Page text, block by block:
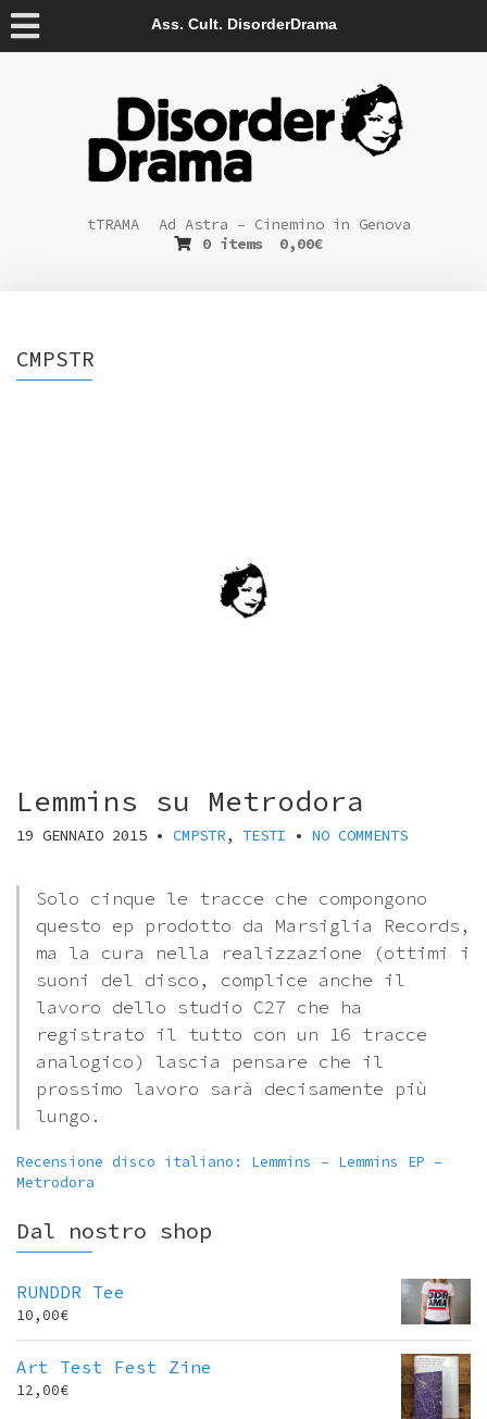
Ass. Cult. DisorderDrama
tTRAMA
Ad Astra – Cinemino in Genova
0 items
0,00€
CMPSTR
Lemmins su Metrodora
19 GENNAIO 2015 • CMPSTR, TESTI • NO COMMENTS
Solo cinque le tracce che compongono
questo ep prodotto da Marsiglia Records,
ma la cura nella realizzazione (ottimi i
suoni del disco, complice anche il
lavoro dello studio C27 che ha
registrato il tutto con un 16 tracce
analogico) lascia pensare che il
prossimo lavoro sarà decisamente più
lungo.
Recensione disco italiano: Lemmins – Lemmins EP –
Metrodora
Dal nostro shop
RUNDDR Tee
10,00€
Art Test Fest Zine
12,00€